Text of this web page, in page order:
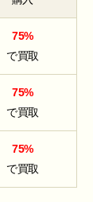
75%
で買取
75%
で買取
75%
で買取